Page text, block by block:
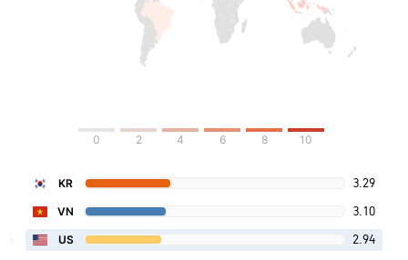
0 2 4 6 8 10
KR 3.29
VN 3.10
US 2.94